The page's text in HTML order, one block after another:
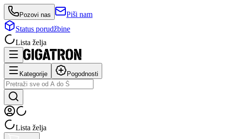
Pozovi nas
Piši nam
Status porudžbine
Lista želja
Kategorije Pogodnosti
Lista želja